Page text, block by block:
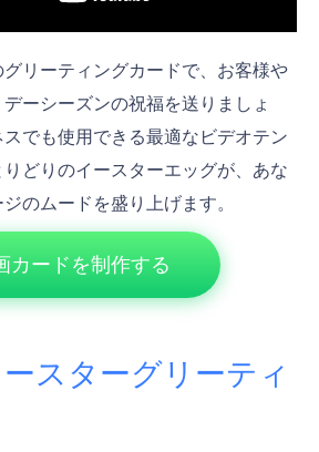
リーティングカードで、お客様や
ーシーズンの祝福を送りましょ
でも使用できる最適なビデオテン
どりのイースターエッグが、あな
のムードを盛り上げます。
カードを制作する
スターグリーティ